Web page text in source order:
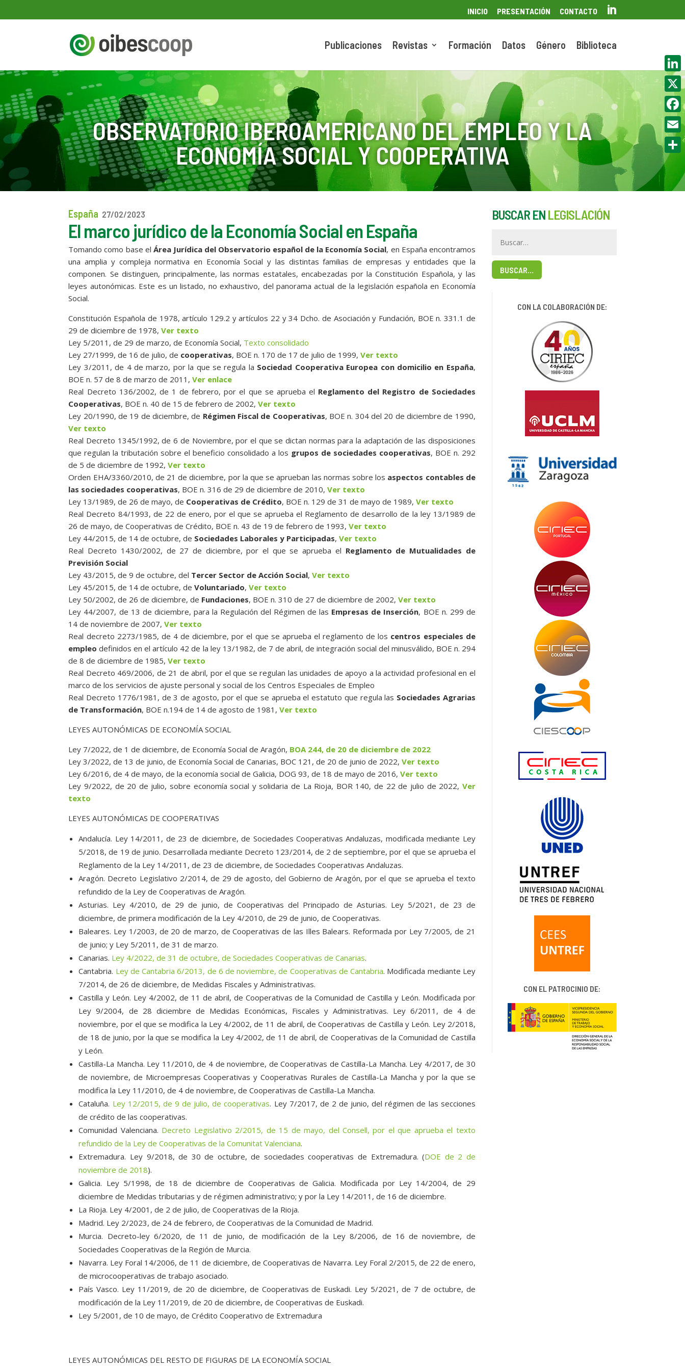
INICIO PRESENTACIÓN CONTACTO 
Publicaciones Revistas Formación Datos Género Biblioteca
OBSERVATORIO IBEROAMERICANO DEL EMPLEO Y LA
ECONOMÍA SOCIAL Y COOPERATIVA
España 27/02/2023
El marco jurídico de la Economía Social en España
Tomando como base el Área Jurídica del Observatorio español de la Economía Social, en España encontramos
una amplia y compleja normativa en Economía Social y las distintas familias de empresas y entidades que la
componen. Se distinguen, principalmente, las normas estatales, encabezadas por la Constitución Española, y las
leyes autonómicas. Este es un listado, no exhaustivo, del panorama actual de la legislación española en Economía
Social.
Constitución Española de 1978, artículo 129.2 y artículos 22 y 34 Dcho. de Asociación y Fundación, BOE n. 331.1 de
29 de diciembre de 1978,Ver texto
Ley 5/2011, de 29 de marzo, de Economía Social, Texto consolidado
Ley 27/1999, de 16 de julio, de cooperativas, BOE n. 170 de 17 de julio de 1999,Ver texto
Ley 3/2011, de 4 de marzo, por la que se regula la Sociedad Cooperativa Europea con domicilio en España,
BOE n. 57 de 8 de marzo de 2011,Ver enlace
Real Decreto 136/2002, de 1 de febrero, por el que se aprueba el Reglamento del Registro de Sociedades
Cooperativas, BOE n. 40 de 15 de febrero de 2002,Ver texto
Ley 20/1990, de 19 de diciembre, de Régimen Fiscal de Cooperativas, BOE n. 304 del 20 de diciembre de 1990,
Ver texto
Real Decreto 1345/1992, de 6 de Noviembre, por el que se dictan normas para la adaptación de las disposiciones
que regulan la tributación sobre el beneficio consolidado a los grupos de sociedades cooperativas, BOE n. 292
de 5 de diciembre de 1992,Ver texto
Orden EHA/3360/2010, de 21 de diciembre, por la que se aprueban las normas sobre los aspectos contables de
las sociedades cooperativas, BOE n. 316 de 29 de diciembre de 2010,Ver texto
Ley 13/1989, de 26 de mayo, de Cooperativas de Crédito, BOE n. 129 de 31 de mayo de 1989,Ver texto
Real Decreto 84/1993, de 22 de enero, por el que se aprueba el Reglamento de desarrollo de la ley 13/1989 de
26 de mayo, de Cooperativas de Crédito, BOE n. 43 de 19 de febrero de 1993,Ver texto
Ley 44/2015, de 14 de octubre, de Sociedades Laborales y Participadas,Ver texto
Real Decreto 1430/2002, de 27 de diciembre, por el que se aprueba el Reglamento de Mutualidades de
Previsión Social
Ley 43/2015, de 9 de octubre, del Tercer Sector de Acción Social,Ver texto
Ley 45/2015, de 14 de octubre, deVoluntariado,Ver texto
Ley 50/2002, de 26 de diciembre, de Fundaciones, BOE n. 310 de 27 de diciembre de 2002,Ver texto
Ley 44/2007, de 13 de diciembre, para la Regulación del Régimen de las Empresas de Inserción, BOE n. 299 de
14 de noviembre de 2007,Ver texto
Real decreto 2273/1985, de 4 de diciembre, por el que se aprueba el reglamento de los centros especiales de
empleo definidos en el artículo 42 de la ley 13/1982, de 7 de abril, de integración social del minusválido, BOE n. 294
de 8 de diciembre de 1985,Ver texto
Real Decreto 469/2006, de 21 de abril, por el que se regulan las unidades de apoyo a la actividad profesional en el
marco de los servicios de ajuste personal y social de los Centros Especiales de Empleo
Real Decreto 1776/1981, de 3 de agosto, por el que se aprueba el estatuto que regula las Sociedades Agrarias
de Transformación, BOE n.194 de 14 de agosto de 1981,Ver texto
LEYES AUTONÓMICAS DE ECONOMÍA SOCIAL
Ley 7/2022, de 1 de diciembre, de Economía Social de Aragón, BOA 244, de 20 de diciembre de 2022
Ley 3/2022, de 13 de junio, de Economía Social de Canarias, BOC 121, de 20 de junio de 2022,Ver texto
Ley 6/2016, de 4 de mayo, de la economía social de Galicia, DOG 93, de 18 de mayo de 2016,Ver texto
Ley 9/2022, de 20 de julio, sobre economía social y solidaria de La Rioja, BOR 140, de 22 de julio de 2022, Ver
texto
LEYES AUTONÓMICAS DE COOPERATIVAS
Andalucía. Ley 14/2011, de 23 de diciembre, de Sociedades Cooperativas Andaluzas, modificada mediante Ley
5/2018, de 19 de junio. Desarrollada mediante Decreto 123/2014, de 2 de septiembre, por el que se aprueba el
Reglamento de la Ley 14/2011, de 23 de diciembre, de Sociedades Cooperativas Andaluzas.
Aragón. Decreto Legislativo 2/2014, de 29 de agosto, del Gobierno de Aragón, por el que se aprueba el texto
refundido de la Ley de Cooperativas de Aragón.
Asturias. Ley 4/2010, de 29 de junio, de Cooperativas del Principado de Asturias. Ley 5/2021, de 23 de
diciembre, de primera modificación de la Ley 4/2010, de 29 de junio, de Cooperativas.
Baleares. Ley 1/2003, de 20 de marzo, de Cooperativas de las Illes Balears. Reformada por Ley 7/2005, de 21
de junio; y Ley 5/2011, de 31 de marzo.
Canarias. Ley 4/2022, de 31 de octubre, de Sociedades Cooperativas de Canarias.
Cantabria. Ley de Cantabria 6/2013, de 6 de noviembre, de Cooperativas de Cantabria. Modificada mediante Ley
7/2014, de 26 de diciembre, de Medidas Fiscales y Administrativas.
Castilla y León. Ley 4/2002, de 11 de abril, de Cooperativas de la Comunidad de Castilla y León. Modificada por
Ley 9/2004, de 28 diciembre de Medidas Económicas, Fiscales y Administrativas. Ley 6/2011, de 4 de
noviembre, por el que se modifica la Ley 4/2002, de 11 de abril, de Cooperativas de Castilla y León. Ley 2/2018,
de 18 de junio, por la que se modifica la Ley 4/2002, de 11 de abril, de Cooperativas de la Comunidad de Castilla
y León.
Castilla-La Mancha. Ley 11/2010, de 4 de noviembre, de Cooperativas de Castilla-La Mancha. Ley 4/2017, de 30
de noviembre, de Microempresas Cooperativas y Cooperativas Rurales de Castilla-La Mancha y por la que se
modifica la Ley 11/2010, de 4 de noviembre, de Cooperativas de Castilla-La Mancha.
Cataluña. Ley 12/2015, de 9 de julio, de cooperativas. Ley 7/2017, de 2 de junio, del régimen de las secciones
de crédito de las cooperativas.
Comunidad Valenciana. Decreto Legislativo 2/2015, de 15 de mayo, del Consell, por el que aprueba el texto
refundido de la Ley de Cooperativas de la Comunitat Valenciana.
Extremadura. Ley 9/2018, de 30 de octubre, de sociedades cooperativas de Extremadura. (DOE de 2 de
noviembre de 2018).
Galicia. Ley 5/1998, de 18 de diciembre de Cooperativas de Galicia. Modificada por Ley 14/2004, de 29
diciembre de Medidas tributarias y de régimen administrativo; y por la Ley 14/2011, de 16 de diciembre.
La Rioja. Ley 4/2001, de 2 de julio, de Cooperativas de la Rioja.
Madrid. Ley 2/2023, de 24 de febrero, de Cooperativas de la Comunidad de Madrid.
Murcia. Decreto-ley 6/2020, de 11 de junio, de modificación de la Ley 8/2006, de 16 de noviembre, de
Sociedades Cooperativas de la Región de Murcia.
Navarra. Ley Foral 14/2006, de 11 de diciembre, de Cooperativas de Navarra. Ley Foral 2/2015, de 22 de enero,
de microcooperativas de trabajo asociado.
País Vasco. Ley 11/2019, de 20 de diciembre, de Cooperativas de Euskadi. Ley 5/2021, de 7 de octubre, de
modificación de la Ley 11/2019, de 20 de diciembre, de Cooperativas de Euskadi.
Ley 5/2001, de 10 de mayo, de Crédito Cooperativo de Extremadura
LEYES AUTONÓMICAS DEL RESTO DE FIGURAS DE LA ECONOMÍA SOCIAL
BUSCAR EN LEGISLACIÓN
BUSCAR…
CON LA COLABORACIÓN DE:
CON EL PATROCINIO DE:
X
Email